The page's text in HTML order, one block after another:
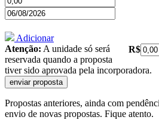
Adicionar
R$
Atenção: A unidade só será
reservada quando a proposta
tiver sido aprovada pela incorporadora.
Propostas anteriores, ainda com
envio de novas propostas. Fique atento.